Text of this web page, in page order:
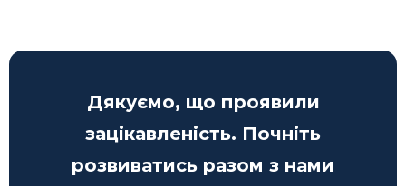
Дякуємо, що проявили
зацікавленість. Почніть
розвиватись разом з нами